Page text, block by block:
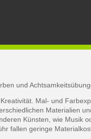
und
Mal- und
Materialien
Künsten, wie Musik
fallen geringe